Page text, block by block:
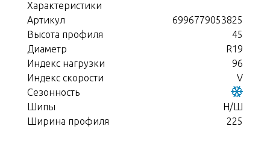
Характеристики
Артикул
6996779053825
Высота профиля
45
Диаметр
R19
Индекс нагрузки
96
Индекс скорости
V
Сезонность
Шипы
Н/Ш
Ширина профиля
225